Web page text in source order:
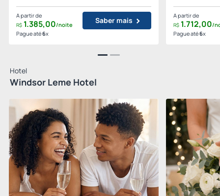
A partir de
R$ 1.385,00/noite
Pague até6x
Saber mais
A partir de
R$ 1.712,00/
Pague até6x
Hotel
Windsor Leme Hotel